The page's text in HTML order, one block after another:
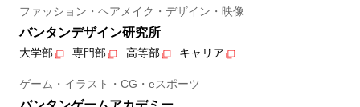
ファッション・ヘアメイク・デザイン・映像
バンタンデザイン研究所
大学部 専門部 高等部 キャリア
ゲーム・イラスト・CG・eスポーツ